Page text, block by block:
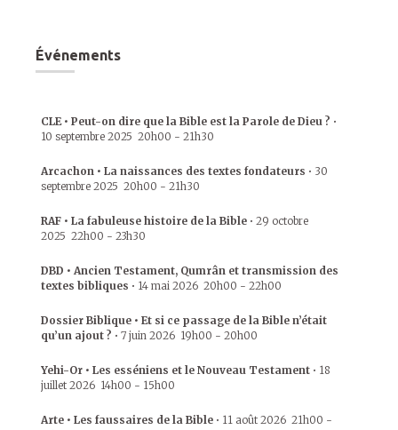
Événements
CLE • Peut-on dire que la Bible est la Parole de Dieu ? •
10 septembre 2025 20h00 - 21h30
Arcachon • La naissances des textes fondateurs • 30
septembre 2025 20h00 - 21h30
RAF • La fabuleuse histoire de la Bible • 29 octobre
2025 22h00 - 23h30
DBD • Ancien Testament, Qumrân et transmission des
textes bibliques • 14 mai 2026 20h00 - 22h00
Dossier Biblique • Et si ce passage de la Bible n’était
qu’un ajout ? • 7 juin 2026 19h00 - 20h00
Yehi-Or • Les esséniens et le Nouveau Testament • 18
juillet 2026 14h00 - 15h00
Arte • Les faussaires de la Bible • 11 août 2026 21h00 -